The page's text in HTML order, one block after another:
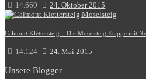
14.660 24. Oktober 2015
Calmont Klettersteig – Die Moselsteig Etappe mit
14.124 24. Mai 2015
Unsere Blogger